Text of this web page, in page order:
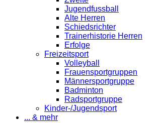
Jugendfussball
Alte Herren
Schiedsrichter
Trainerhistorie Herren
Erfolge
Freizeitsport
Volleyball
Frauensportgruppen
Männersportgruppe
Badminton
Radsportgruppe
Kinder-/Jugendsport
... & mehr